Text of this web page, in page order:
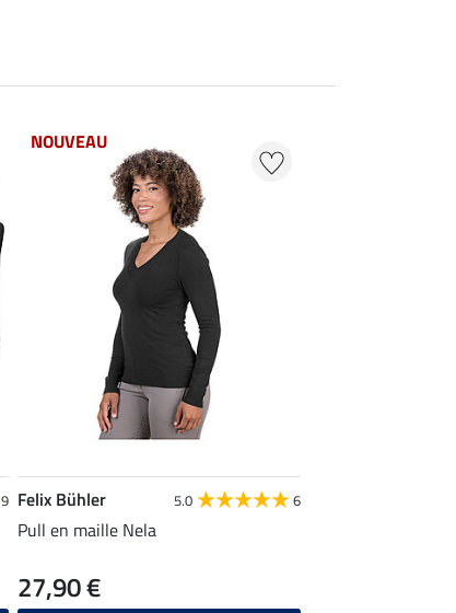
9
NOUVEAU
Felix Bühler 5.0 6
Pull en maille Nela
27,90 €